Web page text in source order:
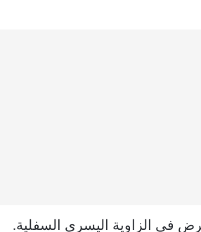
في الزاوية اليسرى السفلية.